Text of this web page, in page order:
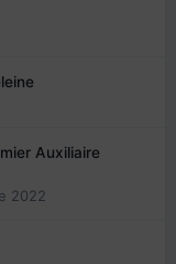
Auxiliaire
2022